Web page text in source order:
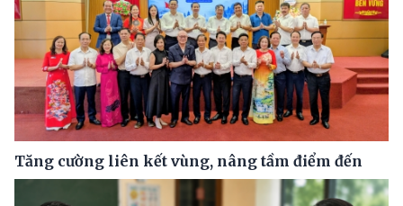
Tăng cường liên kết vùng, nâng tầm điểm đến